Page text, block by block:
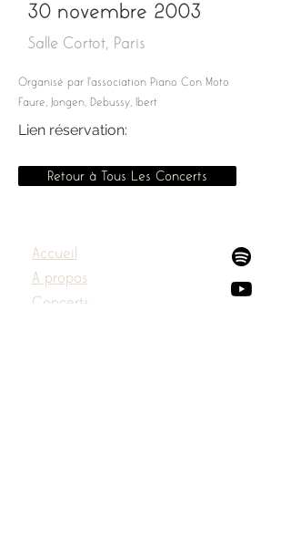
30 novembre 2003
Salle Cortot, Paris
Organisé par l'association Piano Con Moto
Faure, Jongen, Debussy, Ibert
Lien réservation:
Retour à Tous Les Concerts
Accueil
A propos
Concerts